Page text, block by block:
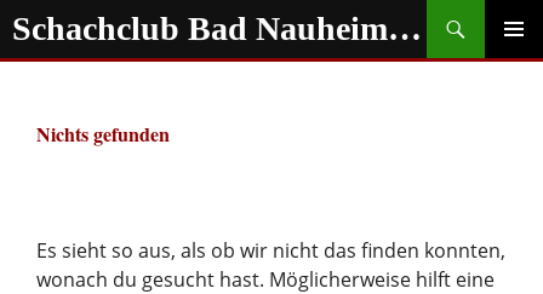
Zum
Inhalt
Schachclub Bad Nauheim e.V.
Suchen
Nichts gefunden
Es sieht so aus, als ob wir nicht das finden konnten,
wonach du gesucht hast. Möglicherweise hilft eine